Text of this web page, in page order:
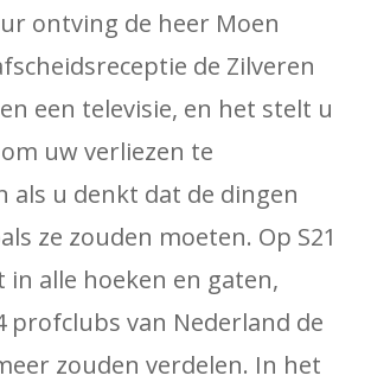
ontving de heer Moen
de Zilveren
een televisie, en het stelt u
uw verliezen te
als u denkt dat de dingen
ze zouden moeten. Op S21
alle hoeken en gaten,
profclubs van Nederland de
zouden verdelen. In het